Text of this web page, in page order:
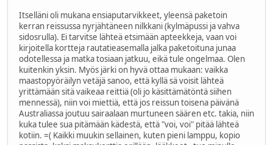
Itselläni oli mukana ensiaputarvikkeet, yleensä paketoin
kerran reissussa nyrjähtäneen nilkkani (kylmäpussi ja vahva
sidosrulla). Ei tarvitse lähteä etsimään apteekkeja, vaan voi
kirjoitella kortteja rautatieasemalla jalka paketoituna junaa
odotellessa ja matka tosiaan jatkuu, eikä tule ongelmaa. Olen
kuitenkin yksin. Myös järki on hyvä ottaa mukaan: vaikka
maastopyöräilyn vetäjä sanoo, että kyllä sä voisit lähteä
yrittämään sitä vaikeaa reittiä (oli jo käsittämätöntä siihen
mennessä), niin voi miettiä, että jos reissun toisena päivänä
Australiassa joutuu sairaalaan murtuneen säären etc. takia, niin
kuka tulee sua pitämään kädestä, että "voi, voi" pitää lähteä
kotiin. =( Kaikki muukin sellainen, kuten pieni lamppu, kopio